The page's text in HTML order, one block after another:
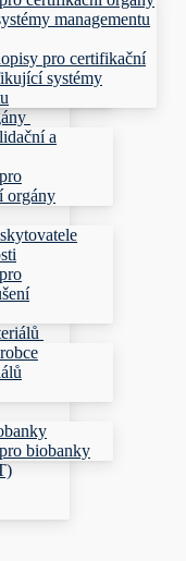
managementu
pro certifikační
systémy
a
orgány
biobanky